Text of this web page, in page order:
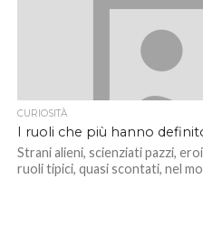
CURIOSITÀ
I ruoli che più hanno
Strani alieni, scienziati pazzi,
ruoli tipici, quasi scontati, nel